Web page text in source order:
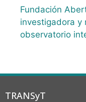
Fundación
investigadora y
observatorio
TRANSyT